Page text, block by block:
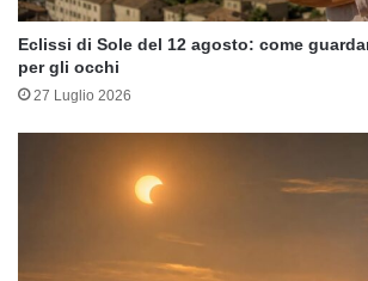
Eclissi di Sole del 12 agosto: come
per gli occhi
27 Luglio 2026